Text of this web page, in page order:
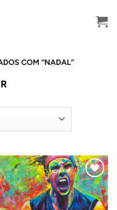
COM “NADAL”
Adicionar
ao
Wishlist